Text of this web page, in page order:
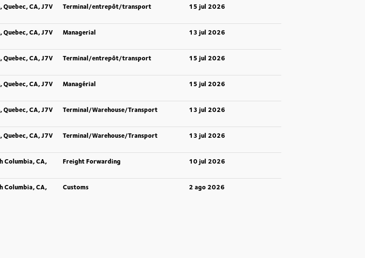
CA, J7V
Terminal/entrepôt/transport 15 jul 2026
CA, J7V
Managerial 13 jul 2026
CA, J7V
Terminal/entrepôt/transport 15 jul 2026
CA, J7V
Managérial 15 jul 2026
CA, J7V
Terminal/Warehouse/Transport 13 jul 2026
CA, J7V
Terminal/Warehouse/Transport 13 jul 2026
Columbia, CA,
Freight Forwarding 10 jul 2026
Columbia, CA,
Customs 2 ago 2026